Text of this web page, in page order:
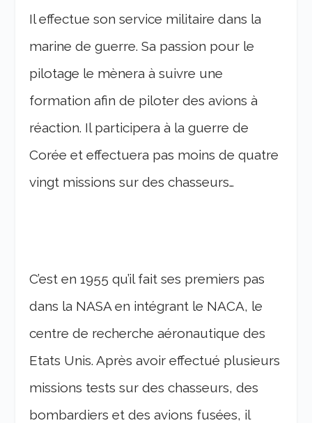
Il effectue son service militaire dans la
marine de guerre. Sa passion pour le
pilotage le mènera à suivre une
formation afin de piloter des avions à
réaction. Il participera à la guerre de
Corée et effectuera pas moins de quatre
vingt missions sur des chasseurs…
C’est en 1955 qu’il fait ses premiers pas
dans la NASA en intégrant le NACA, le
centre de recherche aéronautique des
Etats Unis. Après avoir effectué plusieurs
missions tests sur des chasseurs, des
bombardiers et des avions fusées, il